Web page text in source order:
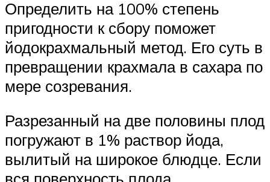
Определить на 100% степень
пригодности к сбору поможет
йодокрахмальный метод. Его суть в
превращении крахмала в сахара по
мере созревания.
Разрезанный на две половины плод
погружают в 1% раствор йода,
вылитый на широкое блюдце. Если